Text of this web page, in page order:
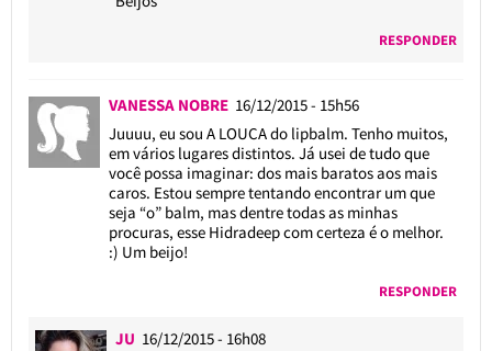
RESPONDER
VANESSA NOBRE 16/12/2015 - 15h56
Juuuu, eu sou A LOUCA do lipbalm. Tenho muitos,
em vários lugares distintos. Já usei de tudo que
você possa imaginar: dos mais baratos aos mais
caros. Estou sempre tentando encontrar um que
seja “o” balm, mas dentre todas as minhas
procuras, esse Hidradeep com certeza é o melhor.
:) Um beijo!
RESPONDER
JU 16/12/2015 - 16h08